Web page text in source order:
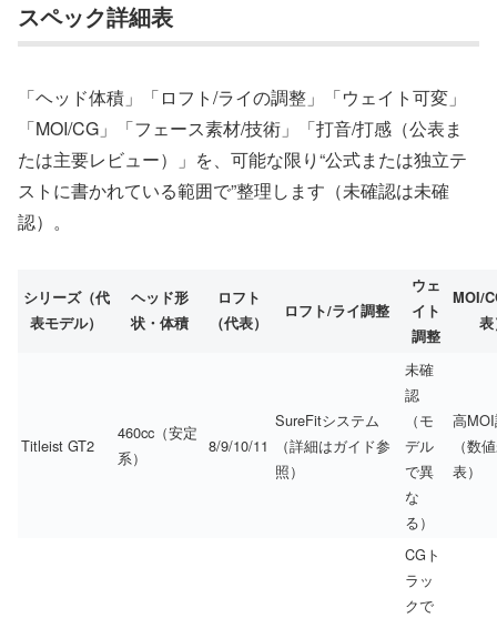
スペック詳細表
「ヘッド体積」「ロフト/ライの調整」「ウェイト可変」
「MOI/CG」「フェース素材/技術」「打音/打感（公表ま
たは主要レビュー）」を、可能な限り“公式または独立テ
ストに書かれている範囲で”整理します（未確認は未確
認）。
シリーズ（代
表モデル）
ヘッド形
状・体積
ロフト
（代表）
ロフト/ライ調整
ウェ
イト
調整
MOI/
表
Titleist GT2
460cc（安定
系）
8/9/10/11
SureFitシステム
（詳細はガイド参
照）
未確
認
（モ
デル
で異
な
る）
高
（数
表）
CGト
ラッ
クで